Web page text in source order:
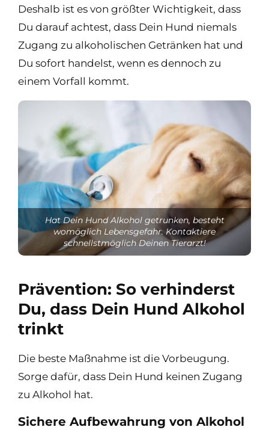
Deshalb ist es von größter Wichtigkeit, dass
Du darauf achtest, dass Dein Hund niemals
Zugang zu alkoholischen Getränken hat und
Du sofort handelst, wenn es dennoch zu
einem Vorfall kommt.
Hat Dein Hund Alkohol getrunken, besteht
womöglich Lebensgefahr. Kontaktiere
schnellstmöglich Deinen Tierarzt!
Prävention: So verhinderst
Du, dass Dein Hund Alkohol
trinkt
Die beste Maßnahme ist die Vorbeugung.
Sorge dafür, dass Dein Hund keinen Zugang
zu Alkohol hat.
Sichere Aufbewahrung von Alkohol